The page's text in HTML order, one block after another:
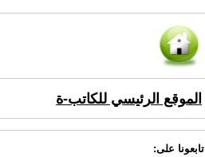
الموقع الرئيسي للكاتب-ة
تابعونا على: